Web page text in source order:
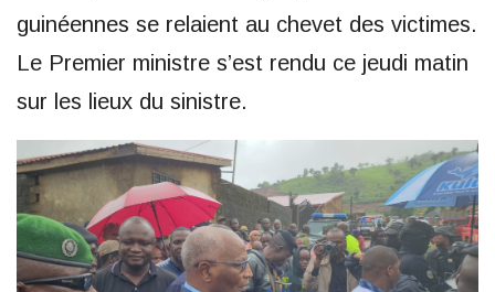
guinéennes se relaient au chevet des victimes.
Le Premier ministre s’est rendu ce jeudi matin
sur les lieux du sinistre.